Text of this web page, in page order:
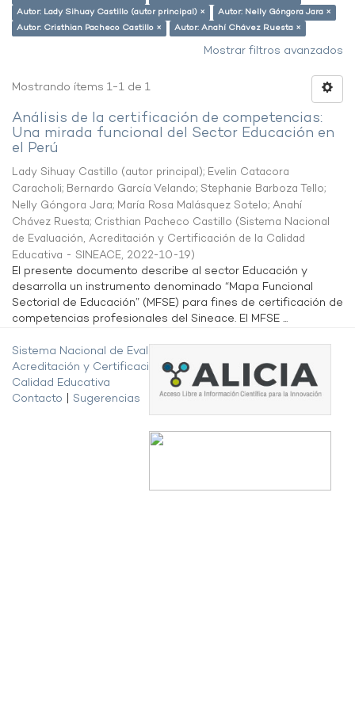
Autor: Lady Sihuay Castillo (autor principal) ×
Autor: Nelly Góngora Jara ×
Autor: Cristhian Pacheco Castillo ×
Autor: Anahí Chávez Ruesta ×
Mostrar filtros avanzados
Mostrando ítems 1-1 de 1
Análisis de la certificación de competencias:
Una mirada funcional del Sector Educación en
el Perú
Lady Sihuay Castillo (autor principal); Evelin Catacora
Caracholi; Bernardo García Velando; Stephanie Barboza Tello;
Nelly Góngora Jara; María Rosa Malásquez Sotelo; Anahí
Chávez Ruesta; Cristhian Pacheco Castillo (Sistema Nacional
de Evaluación, Acreditación y Certificación de la Calidad
Educativa - SINEACE, 2022-10-19)
El presente documento describe al sector Educación y
desarrolla un instrumento denominado “Mapa Funcional
Sectorial de Educación” (MFSE) para fines de certificación de
competencias profesionales del Sineace. El MFSE ...
Sistema Nacional de Evaluación,
Acreditación y Certificación de la
Calidad Educativa
Contacto
Sugerencias